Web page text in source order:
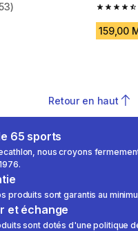
from 53 reviews 4.8 out
159,00
Retour en haut
65 sports
nous croyons
produits sont garantis au
et échange
sont dotés d'une politique